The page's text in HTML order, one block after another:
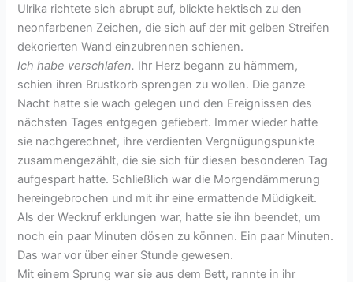
Ulrika richtete sich abrupt auf, blickte hektisch zu den
neonfarbenen Zeichen, die sich auf der mit gelben Streifen
dekorierten Wand einzubrennen schienen.
Ich habe verschlafen. Ihr Herz begann zu hämmern,
schien ihren Brustkorb sprengen zu wollen. Die ganze
Nacht hatte sie wach gelegen und den Ereignissen des
nächsten Tages entgegen gefiebert. Immer wieder hatte
sie nachgerechnet, ihre verdienten Vergnügungspunkte
zusammengezählt, die sie sich für diesen besonderen Tag
aufgespart hatte. Schließlich war die Morgendämmerung
hereingebrochen und mit ihr eine ermattende Müdigkeit.
Als der Weckruf erklungen war, hatte sie ihn beendet, um
noch ein paar Minuten dösen zu können. Ein paar Minuten.
Das war vor über einer Stunde gewesen.
Mit einem Sprung war sie aus dem Bett, rannte in ihr